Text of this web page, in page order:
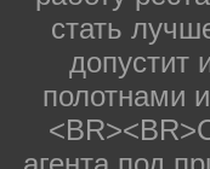
стать
допустит
полотнами